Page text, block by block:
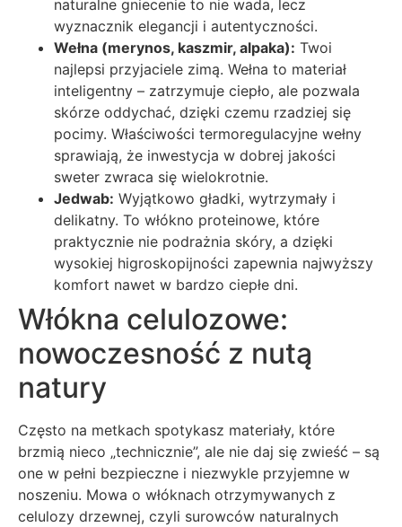
naturalne gniecenie to nie wada, lecz
wyznacznik elegancji i autentyczności.
Wełna (merynos, kaszmir, alpaka): Twoi
najlepsi przyjaciele zimą. Wełna to materiał
inteligentny – zatrzymuje ciepło, ale pozwala
skórze oddychać, dzięki czemu rzadziej się
pocimy. Właściwości termoregulacyjne wełny
sprawiają, że inwestycja w dobrej jakości
sweter zwraca się wielokrotnie.
Jedwab: Wyjątkowo gładki, wytrzymały i
delikatny. To włókno proteinowe, które
praktycznie nie podrażnia skóry, a dzięki
wysokiej higroskopijności zapewnia najwyższy
komfort nawet w bardzo ciepłe dni.
Włókna celulozowe:
nowoczesność z nutą
natury
Często na metkach spotykasz materiały, które
brzmią nieco „technicznie”, ale nie daj się zwieść – są
one w pełni bezpieczne i niezwykle przyjemne w
noszeniu. Mowa o włóknach otrzymywanych z
celulozy drzewnej, czyli surowców naturalnych